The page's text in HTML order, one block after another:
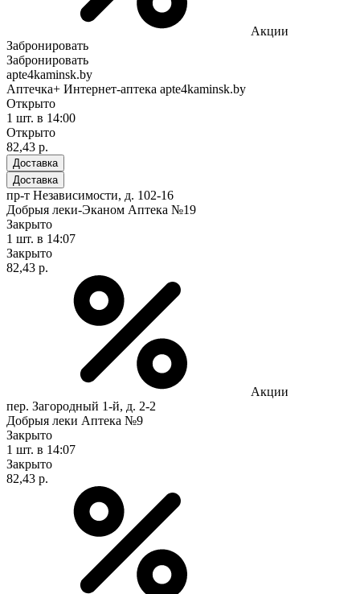
Акции
Забронировать
Забронировать
apte4kaminsk.by
Аптечка+ Интернет-аптека apte4kaminsk.by
Открыто
1 шт. в 14:00
Открыто
82,43 р.
Доставка
Доставка
пр-т Независимости, д. 102-16
Добрыя леки-Эканом Аптека №19
Закрыто
1 шт. в 14:07
Закрыто
82,43 р.
Акции
пер. Загородный 1-й, д. 2-2
Добрыя леки Аптека №9
Закрыто
1 шт. в 14:07
Закрыто
82,43 р.